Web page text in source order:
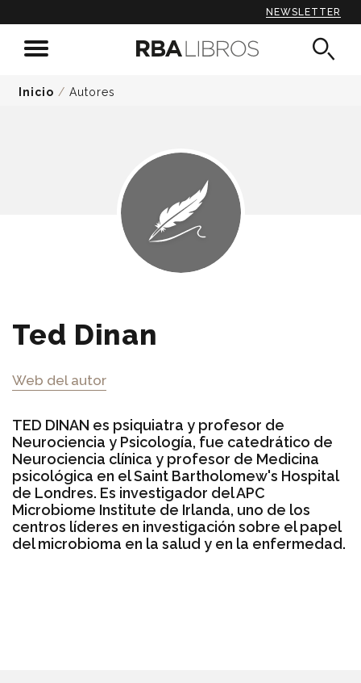
NEWSLETTER
Inicio / Autores
Ted Dinan
Web del autor
TED DINAN es psiquiatra y profesor de
Neurociencia y Psicología, fue catedrático de
Neurociencia clínica y profesor de Medicina
psicológica en el Saint Bartholomew's Hospital
de Londres. Es investigador del APC
Microbiome Institute de Irlanda, uno de los
centros líderes en investigación sobre el papel
del microbioma en la salud y en la enfermedad.